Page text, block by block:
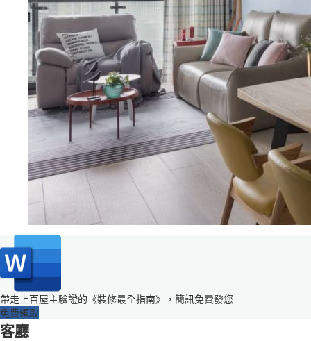
帶走上百屋主驗證的《裝修最全指南》，簡訊免費發您
免費領取
客廳